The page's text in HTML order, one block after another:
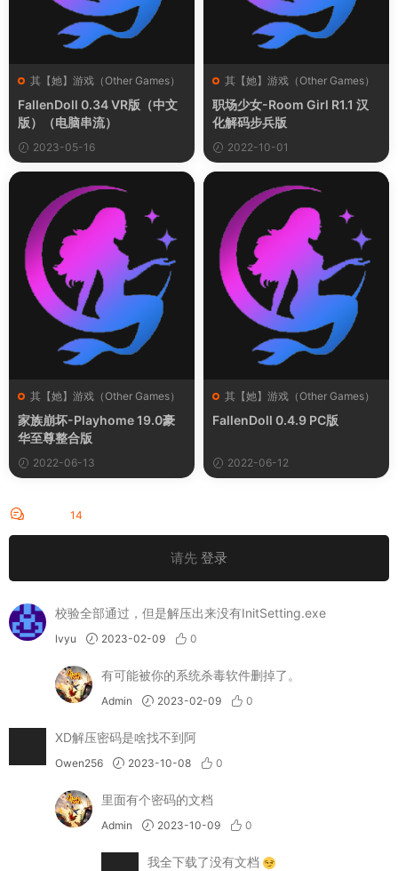
其【她】游戏（Other Games）
FallenDoll 0.34 VR版（中文
版）（电脑串流）
2023-05-16
其【她】游戏（Other Games）
职场少女-Room Girl R1.1 汉
化解码步兵版
2022-10-01
其【她】游戏（Other Games）
家族崩坏-Playhome 19.0豪
华至尊整合版
2022-06-13
其【她】游戏（Other Games）
FallenDoll 0.4.9 PC版
2022-06-12
14
请先 登录
校验全部通过，但是解压出来没有InitSetting.exe
lvyu 2023-02-09 0
有可能被你的系统杀毒软件删掉了。
Admin 2023-02-09 0
XD解压密码是啥找不到阿
Owen256 2023-10-08 0
里面有个密码的文档
Admin 2023-10-09 0
我全下载了没有文档